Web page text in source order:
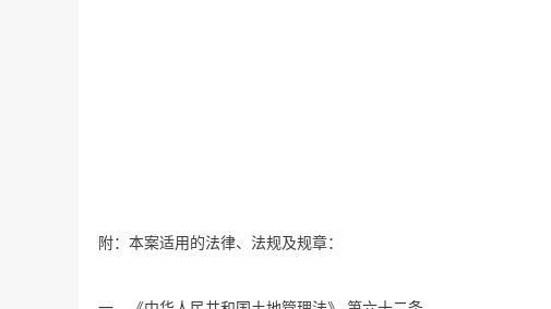
附：本案适用的法律、法规及规章：